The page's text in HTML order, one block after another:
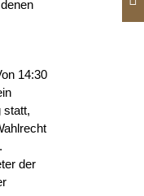
14:30
statt,
der